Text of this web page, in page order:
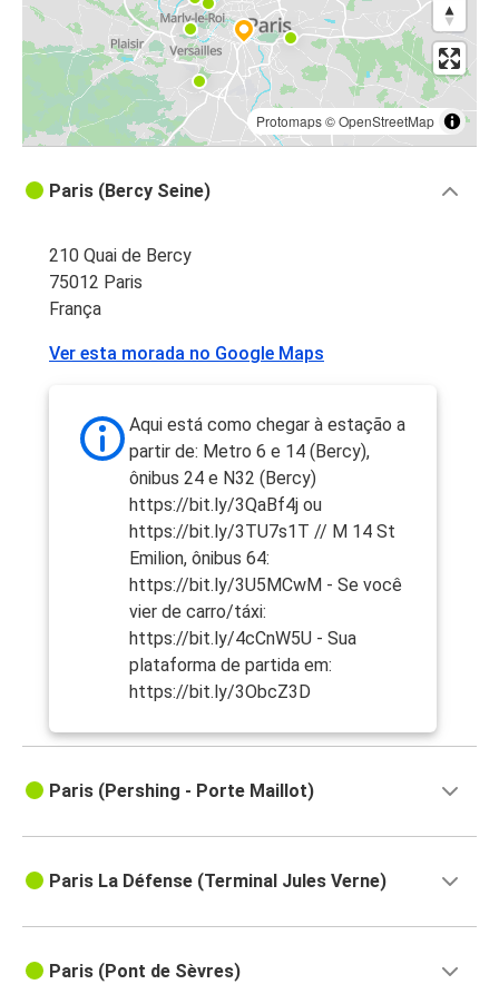
Protomaps©OpenStreetMap
Paris (Bercy Seine)
210 Quai de Bercy
75012 Paris
França
Ver esta morada no Google Maps
Aqui está como chegar à estação a
partir de: Metro 6 e 14 (Bercy),
ônibus 24 e N32 (Bercy)
https://bit.ly/3QaBf4j ou
https://bit.ly/3TU7s1T // M 14 St
Emilion, ônibus 64:
https://bit.ly/3U5MCwM - Se você
vier de carro/táxi:
https://bit.ly/4cCnW5U - Sua
plataforma de partida em:
https://bit.ly/3ObcZ3D
Paris (Pershing - Porte Maillot)
Paris La Défense (Terminal Jules Verne)
Paris (Pont de Sèvres)